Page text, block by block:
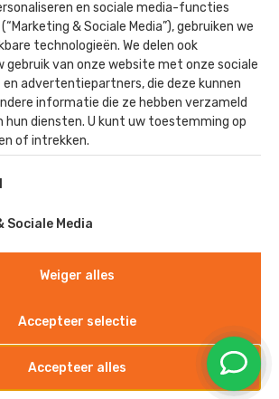
Utiliteit
Paardenstallen
Nieuwbouw
en sociale media-functies
& Sociale Media”), gebruiken we
technologieën. We delen ook
van onze website met onze sociale
advertentiepartners, die deze kunnen
informatie die ze hebben verzameld
hun diensten. U kunt uw toestemming op
of intrekken.
Sociale Media
Weiger alles
Accepteer selectie
Accepteer alles